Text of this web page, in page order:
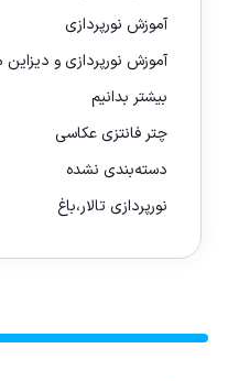
آموزش نورپردازی
آموزش نورپردازی و
بیشتر بدانیم
چتر فانتزی عکاسی
دسته‌بندی نشده
نورپردازی تالار،باغ